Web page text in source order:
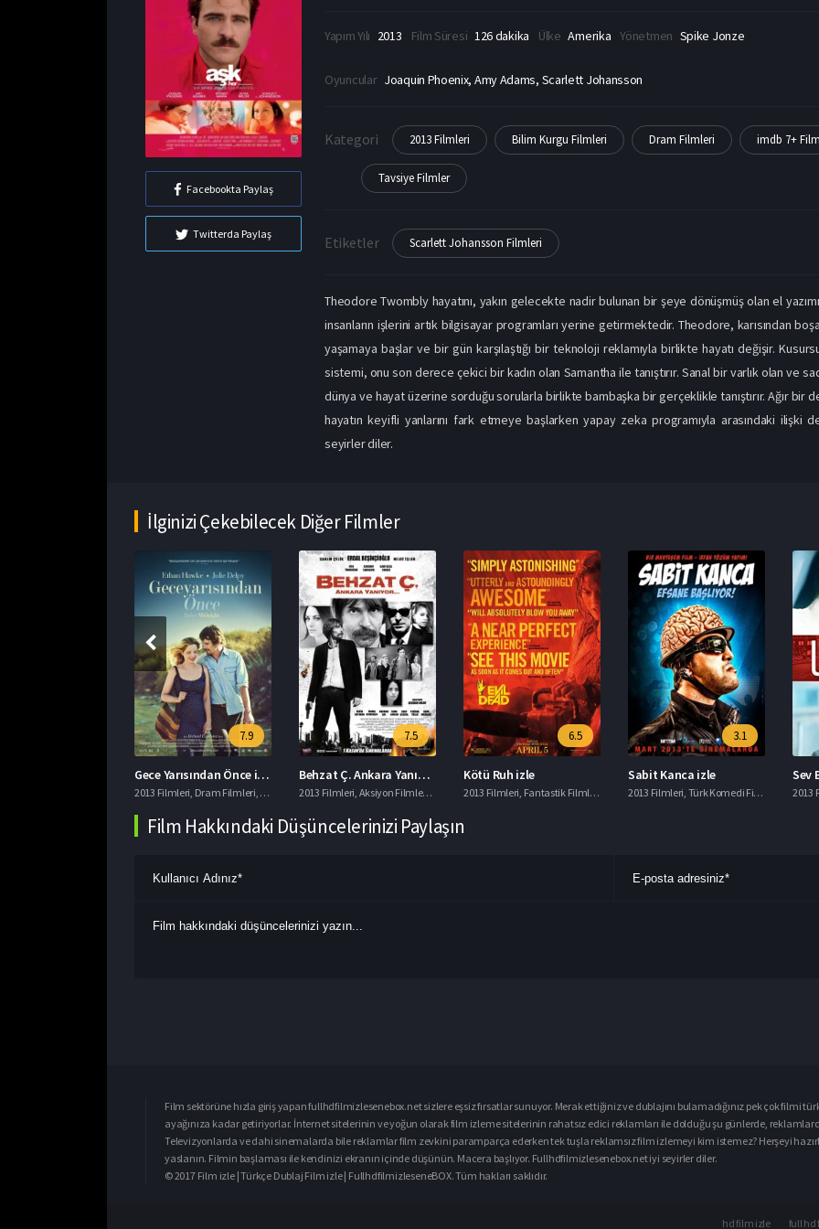
Facebookta Paylaş
Twitterda Paylaş
Yapım Yılı 2013 Film Süresi 126 dakika Ülke Amerika Yönetmen Spike Jonze
Oyuncular Joaquin Phoenix, Amy Adams, Scarlett Johansson
Kategori 2013 Filmleri Bilim Kurgu Filmleri Dram Filmleri imdb 7+
Tavsiye Filmler
Etiketler Scarlett Johansson Filmleri
Theodore Twombly hayatını, yakın gelecekte nadir bulunan bir şeye dönüşmüş olan el
insanların işlerini artık bilgisayar programları yerine getirmektedir. Theodore, karısından
yaşamaya başlar ve bir gün karşılaştığı bir teknoloji reklamıyla birlikte hayatı değişir.
sistemi, onu son derece çekici bir kadın olan Samantha ile tanıştırır. Sanal bir varlık olan ve
dünya ve hayat üzerine sorduğu sorularla birlikte bambaşka bir gerçeklikle tanıştırır. Ağır
hayatın keyifli yanlarını fark etmeye başlarken yapay zeka programıyla arasındaki ilişki
seyirler diler.
İlginizi Çekebilecek Diğer Filmler
,Macera Filmleri
7.9
Gece Yarısından Önce izle
2013 Filmleri, Dram Filmleri, imdb 7+ Filmler,Romantik Filmler
7.5
Behzat Ç. Ankara Yanıyor izle
2013 Filmleri, Aksiyon Filmleri , imdb 7+ Filmler,Macera Filmleri,Suç Filmleri,Yerli Filmler
6.5
Kötü Ruh izle
2013 Filmleri, Fantastik Filmler , Gerilim Filmleri,Korku Filmleri
3.1
Sabit Kanca izle
2013 Filmleri, Türk Komedi Filmleri Yerli
Sev
2013
Film Hakkındaki Düşüncelerinizi Paylaşın
Film sektörüne hızla giriş yapan fullhdfilmizlesenebox.net sizlere eşsiz fırsatlar sunuyor. Merak ettiğiniz ve dublajını bulamadığınız pek çok filmi
ayağınıza kadar getiriyorlar. İnternet sitelerinin ve yoğun olarakfilm izleme sitelerinin rahatsız edici reklamları ile dolduğu şu günlerde,
Televizyonlarda ve dahi sinemalarda bile reklamlar film zevkini paramparça ederken tek tuşla reklamsız film izlemeyi kim istemez? Herşeyi
yaslanın. Filmin başlaması ile kendinizi ekranın içinde düşünün. Macera başlıyor. Fullhdfilmizlesenebox.net iyi seyirler diler.
© 2017 Film izle | Türkçe Dublaj Film izle | FullhdfilmizleseneBOX. Tüm hakları saklıdır.
hd film izle full hd